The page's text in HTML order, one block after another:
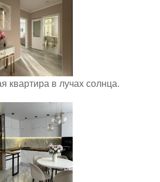
квартира в лучах солнца.